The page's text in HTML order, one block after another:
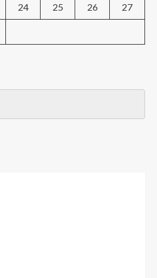
24 25 26 27